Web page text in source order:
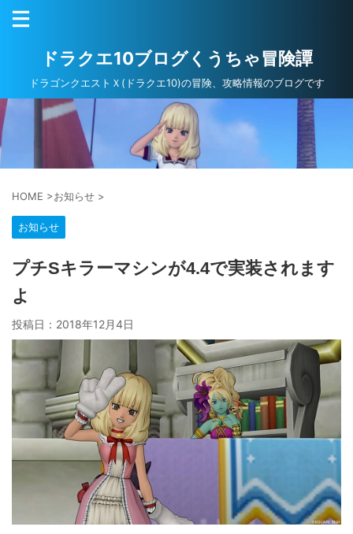
ドラクエ10ブログくうちゃ冒険譚
ドラゴンクエストＸ(ドラクエ10)の冒険、攻略情報のブログです
HOME >お知らせ >
お知らせ
プチSキラーマシンが4.4で実装されます
よ
投稿日： 2018年12月4日